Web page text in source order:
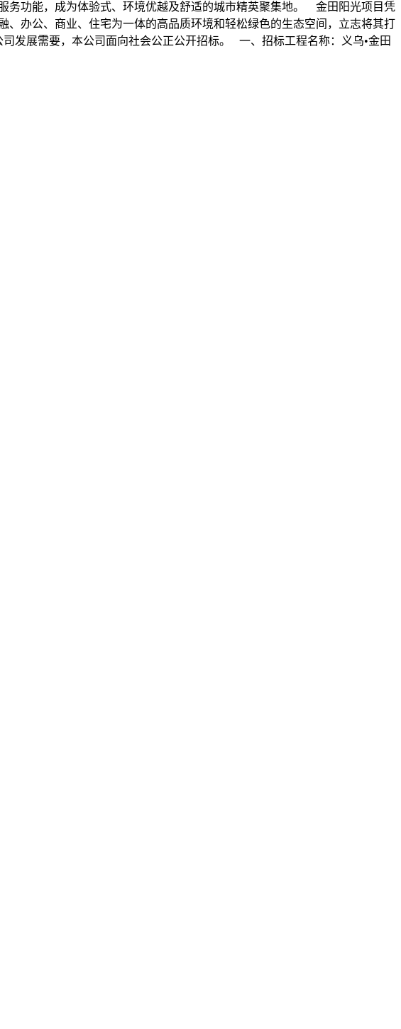
务功能，成为体验式、环境优越及舒适的城市精英聚集地。 金田阳光项目凭
办公、商业、住宅为一体的高品质环境和轻松绿色的生态空间，立志将其打
发展需要，本公司面向社会公正公开招标。 一、招标工程名称：义乌•金田